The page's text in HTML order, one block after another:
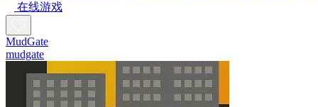
在线游戏
MudGate
mudgate